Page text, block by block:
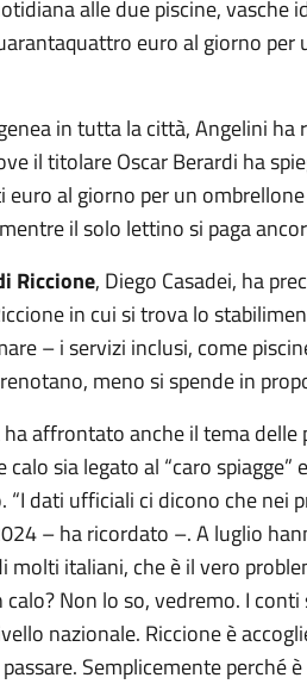
alle due piscine, vasche
euro al giorno
in tutta la città, Angelini ha
il titolare Oscar Berardi ha
al giorno per un
il solo lettino si paga
Riccione, Diego Casadei, ha
in cui si trova lo
– i servizi inclusi, come
meno si spende in
affrontato anche il tema delle
sia legato al “caro spiagge”
dati ufficiali ci dicono che nei
– ha ricordato –. A luglio
molti italiani, che è il vero
Non lo so, vedremo. I
nazionale. Riccione è
Semplicemente perché è